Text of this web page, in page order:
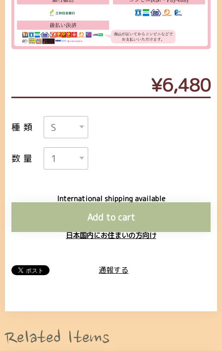
¥6,480
種類
数量
International shipping available
Add to cart
日本国内にお住まいの方向け
通報する
Related Items